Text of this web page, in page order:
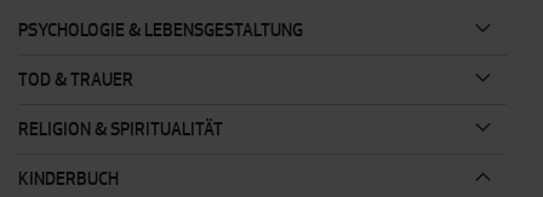
PSYCHOLOGIE & LEBENSGESTALTUNG
TOD & TRAUER
RELIGION & SPIRITUALITÄT
KINDERBUCH